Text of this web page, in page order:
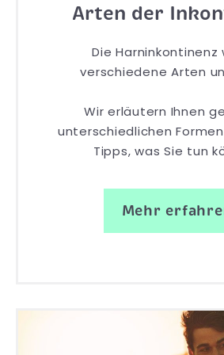
Arten der
Die Harninkontinenz
verschiedene Arten
Wir erläutern Ihnen
unterschiedlichen
Tipps, was Sie tun
Mehr